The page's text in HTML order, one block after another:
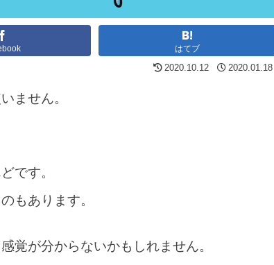
はてブ
2020.10.12 2020.01.18
ません。
です。
もあります。
感覚が分からないかもしれません。